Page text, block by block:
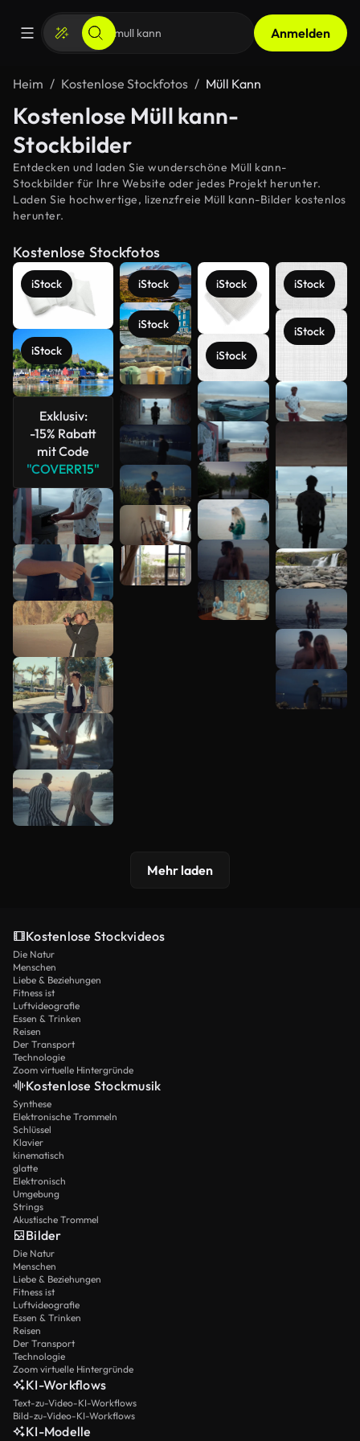
Anmelden
Heim Kostenlose Stockfotos Müll Kann
Kostenlose Müll kann-
Stockbilder
Entdecken und laden Sie wunderschöne Müll kann-
Stockbilder für Ihre Website oder jedes Projekt herunter.
Laden Sie hochwertige, lizenzfreie Müll kann-Bilder kostenlos
herunter.
Kostenlose Stockfotos
iStock
iStock
Exklusiv:
-15% Rabatt
mit Code
"COVERR15"
iStock
iStock
iStock
iStock
iStock
iStock
Mehr
anzeigen
Mehr laden
Kostenlose Stockvideos
Die Natur
Menschen
Liebe & Beziehungen
Fitness ist
Luftvideografie
Essen & Trinken
Reisen
Der Transport
Technologie
Zoom virtuelle Hintergründe
Kostenlose Stockmusik
Synthese
Elektronische Trommeln
Schlüssel
Klavier
kinematisch
glatte
Elektronisch
Umgebung
Strings
Akustische Trommel
Bilder
Die Natur
Menschen
Liebe & Beziehungen
Fitness ist
Luftvideografie
Essen & Trinken
Reisen
Der Transport
Technologie
Zoom virtuelle Hintergründe
KI-Workflows
Text-zu-Video-KI-Workflows
Bild-zu-Video-KI-Workflows
KI-Modelle